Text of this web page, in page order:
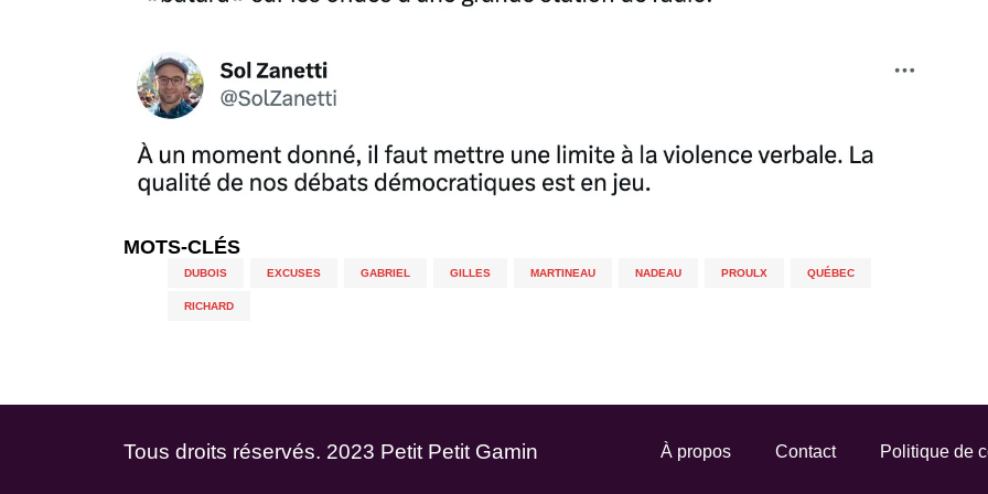
MOTS-CLÉS
DUBOIS EXCUSES GABRIEL GILLES MARTINEAU NADEAU PROULX QUÉBEC
RICHARD
Tous droits réservés. 2023 Petit Petit Gamin À propos Contact Politique de